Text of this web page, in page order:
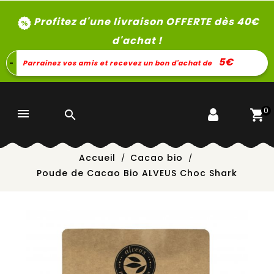
Profitez d'une livraison OFFERTE dès 40€
d'achat !
- Parrainez vos amis et recevez un bon d'achat de 5€
  0
Accueil
Cacao bio
Poude de Cacao Bio ALVEUS Choc Shark